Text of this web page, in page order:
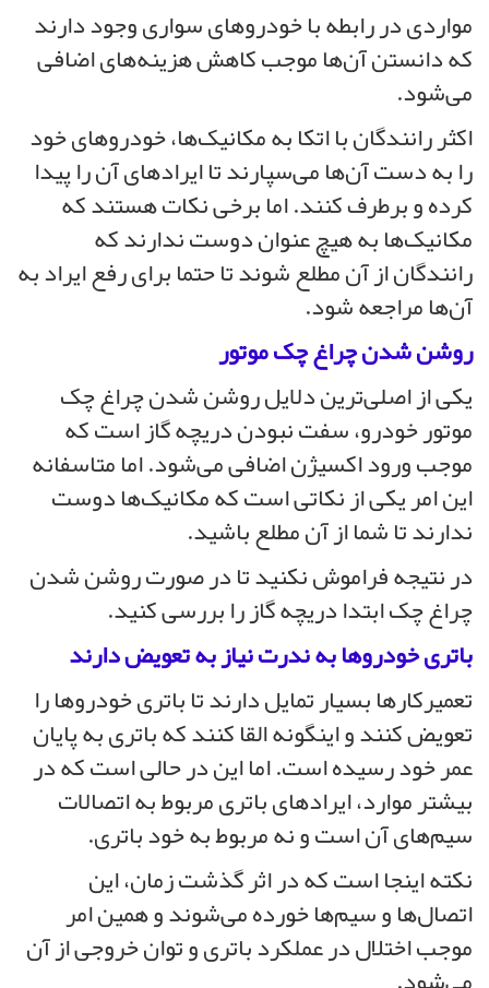
مواردی در رابطه با خودروهای سواری وجود دارند
که دانستن آن‌ها موجب کاهش هزینه‌های اضافی
می‌شود.
اکثر رانندگان با اتکا به مکانیک‌ها، خودروهای خود
را به دست آن‌ها می‌سپارند تا ایرادهای آن را پیدا
کرده و برطرف کنند. اما برخی نکات هستند که
مکانیک‌ها به هیچ عنوان دوست ندارند که
رانندگان از آن مطلع شوند تا حتما برای رفع ایراد به
آن‌ها مراجعه شود.
روشن شدن چراغ چک موتور
یکی از اصلی‌ترین دلایل روشن شدن چراغ چک
موتور خودرو، سفت نبودن دریچه گاز است که
موجب ورود اکسیژن اضافی می‌شود. اما متاسفانه
این امر یکی از نکاتی است که مکانیک‌ها دوست
ندارند تا شما از آن مطلع باشید.
در نتیجه فراموش نکنید تا در صورت روشن شدن
چراغ چک ابتدا دریچه گاز را بررسی کنید.
باتری خودروها به ندرت نیاز به تعویض دارند
تعمیرکارها بسیار تمایل دارند تا باتری خودروها را
تعویض کنند و اینگونه القا کنند که باتری به پایان
عمر خود رسیده است. اما این در حالی است که در
بیشتر موارد، ایرادهای باتری مربوط به اتصالات
سیم‌های آن است و نه مربوط به خود باتری.
نکته اینجا است که در اثر گذشت زمان، این
اتصال‌ها و سیم‌ها خورده می‌شوند و همین امر
موجب اختلال در عملکرد باتری و توان خروجی از آن